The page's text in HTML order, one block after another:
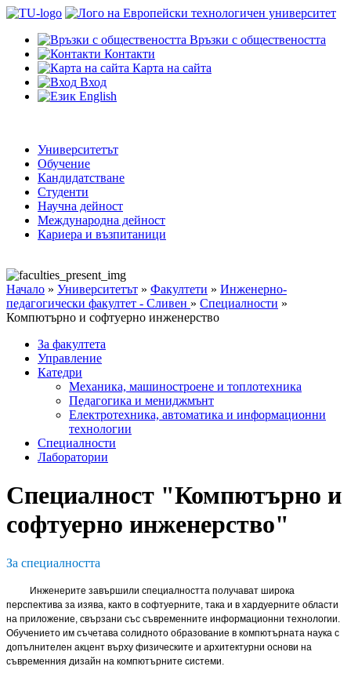
Връзки с обществеността
Контакти
Карта на сайта
Вход
English
Университетът
Обучение
Кандидатстване
Студенти
Научна дейност
Международна дейност
Кариера и възпитаници
Начало » Университетът » Факултети » Инженерно-
педагогически факултет - Сливен » Специалности »
Компютърно и софтуерно инженерство
За факултета
Управление
Катедри
Механика, машиностроене и топлотехника
Педагогика и мениджмънт
Електротехника, автоматика и информационни
технологии
Специалности
Лаборатории
Специалност "Компютърно и
софтуерно инженерство"
За специалността
Инженерите завършили специалността получават широка
перспектива за изява, както в софтуерните, така и в хардуерните области
на приложение, свързани със съвременните информационни технологии.
Обучението им съчетава солидното образование в компютърната наука с
допълнителен акцент върху физическите и архитектурни основи на
съвременния дизайн на компютърните системи.